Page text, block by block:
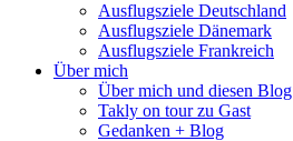
Ausflugsziele Deutschland
Ausflugsziele Dänemark
Ausflugsziele Frankreich
Über mich
Über mich und diesen Blog
Takly on tour zu Gast
Gedanken + Blog